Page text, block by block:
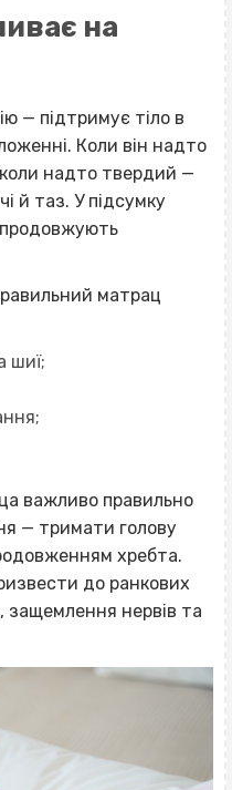
на
— підтримує тіло в
Коли він надто
надто твердий —
й таз. У підсумку
продовжують
матрац
шиї;
важливо правильно
— тримати голову
хребта.
до ранкових
защемлення нервів та